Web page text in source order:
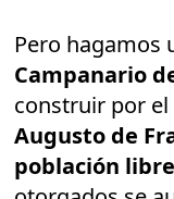
Pero hagamos
Campanario
construir por el
Augusto de
población